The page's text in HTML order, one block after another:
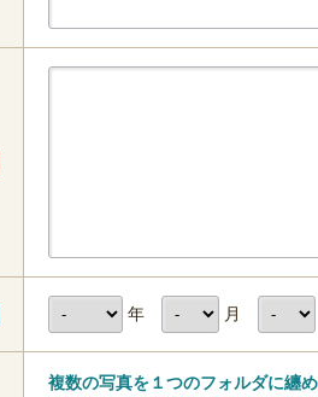
年 月
複数の写真を１つのフォルダに纏